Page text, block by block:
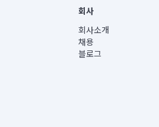
사업자등록번호 : 291-
통신판매신고번호 :
대표이사 : CHING
주소 | 본사: 서울특별시
컨택센터 : 서울특별시
회사
회사소개
채용
블로그